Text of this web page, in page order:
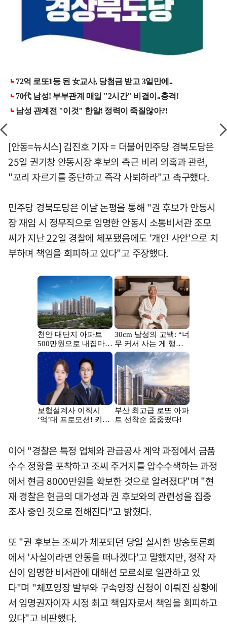
[안동=뉴시스] 김진호 기자 = 더불어민주당 경북도당은
25일 권기창 안동시장 후보의 측근 비리 의혹과 관련,
"꼬리 자르기를 중단하고 즉각 사퇴하라"고 촉구했다.
민주당 경북도당은 이날 논평을 통해 "권 후보가 안동시
장 재임 시 정무직으로 임명한 안동시 소통비서관 조모
씨가 지난 22일 경찰에 체포됐음에도 '개인 사안'으로 치
부하며 책임을 회피하고 있다"고 주장했다.
이어 "경찰은 특정 업체와 관급공사 계약 과정에서 금품
수수 정황을 포착하고 조씨 주거지를 압수수색하는 과정
에서 현금 8000만원을 확보한 것으로 알려졌다"며 "현
재 경찰은 현금의 대가성과 권 후보와의 관련성을 집중
조사 중인 것으로 전해진다"고 밝혔다.
또 "권 후보는 조씨가 체포되던 당일 실시한 방송토론회
에서 '사실이라면 안동을 떠나겠다'고 말했지만, 정작 자
신이 임명한 비서관에 대해선 모르쇠로 일관하고 있
다"며 "체포영장 발부와 구속영장 신청이 이뤄진 상황에
서 임명권자이자 시정 최고 책임자로서 책임을 회피하고
있다"고 비판했다.